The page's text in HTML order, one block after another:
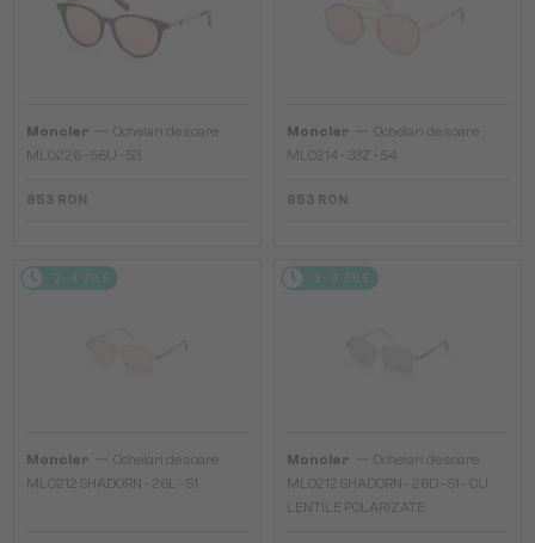
Moncler
Ochelari de soare
ML0226 - 56U - 53
853 RON
Moncler
Ochelari de soare
ML0214 - 33Z - 54
853 RON
2-4 ZILE
Moncler
Ochelari de soare
ML0212 SHADORN - 26L - 51
2-4 ZILE
Moncler
Ochelari de soare
ML0212 SHADORN - 26D - 51 - CU
LENTILE POLARIZATE